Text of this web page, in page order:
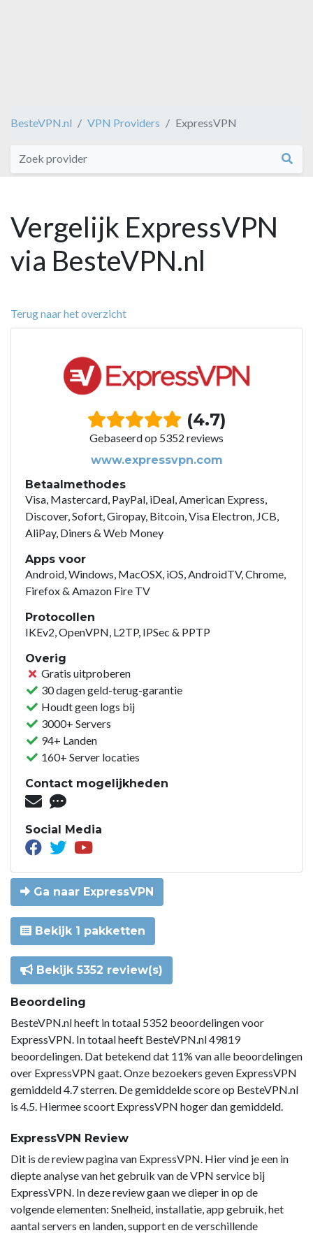
BesteVPN.nl VPN Providers ExpressVPN
Vergelijk ExpressVPN
via BesteVPN.nl
Terug naar het overzicht
(4.7)
Gebaseerd op 5352 reviews
www.expressvpn.com
Betaalmethodes
Visa, Mastercard, PayPal, iDeal, American Express,
Discover, Sofort, Giropay, Bitcoin, Visa Electron, JCB,
AliPay, Diners & Web Money
Apps voor
Android, Windows, MacOSX, iOS, AndroidTV, Chrome,
Firefox & Amazon Fire TV
Protocollen
IKEv2, OpenVPN, L2TP, IPSec & PPTP
Overig
Gratis uitproberen
30 dagen geld-terug-garantie
Houdt geen logs bij
3000+ Servers
94+ Landen
160+ Server locaties
Contact mogelijkheden
Social Media
Ga naar ExpressVPN
Bekijk 1 pakketten
Bekijk 5352 review(s)
Beoordeling
BesteVPN.nl heeft in totaal 5352 beoordelingen voor
ExpressVPN. In totaal heeft BesteVPN.nl 49819
beoordelingen. Dat betekend dat 11% van alle beoordelingen
over ExpressVPN gaat. Onze bezoekers geven ExpressVPN
gemiddeld 4.7 sterren. De gemiddelde score op BesteVPN.nl
is 4.5. Hiermee scoort ExpressVPN hoger dan gemiddeld.
ExpressVPN Review
Dit is de review pagina van ExpressVPN. Hier vind je een in
diepte analyse van het gebruik van de VPN service bij
ExpressVPN. In deze review gaan we dieper in op de
volgende elementen: Snelheid, installatie, app gebruik, het
aantal servers en landen, support en de verschillende